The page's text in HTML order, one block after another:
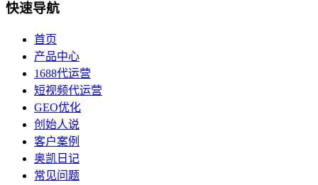
快速导航
首页
产品中心
1688代运营
短视频代运营
GEO优化
创始人说
客户案例
奥凯日记
常见问题